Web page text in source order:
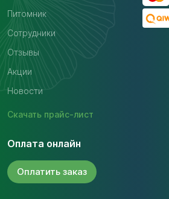
Питомник
Сотрудники
Отзывы
Акции
Новости
Скачать прайс-лист
Оплата онлайн
Оплатить заказ